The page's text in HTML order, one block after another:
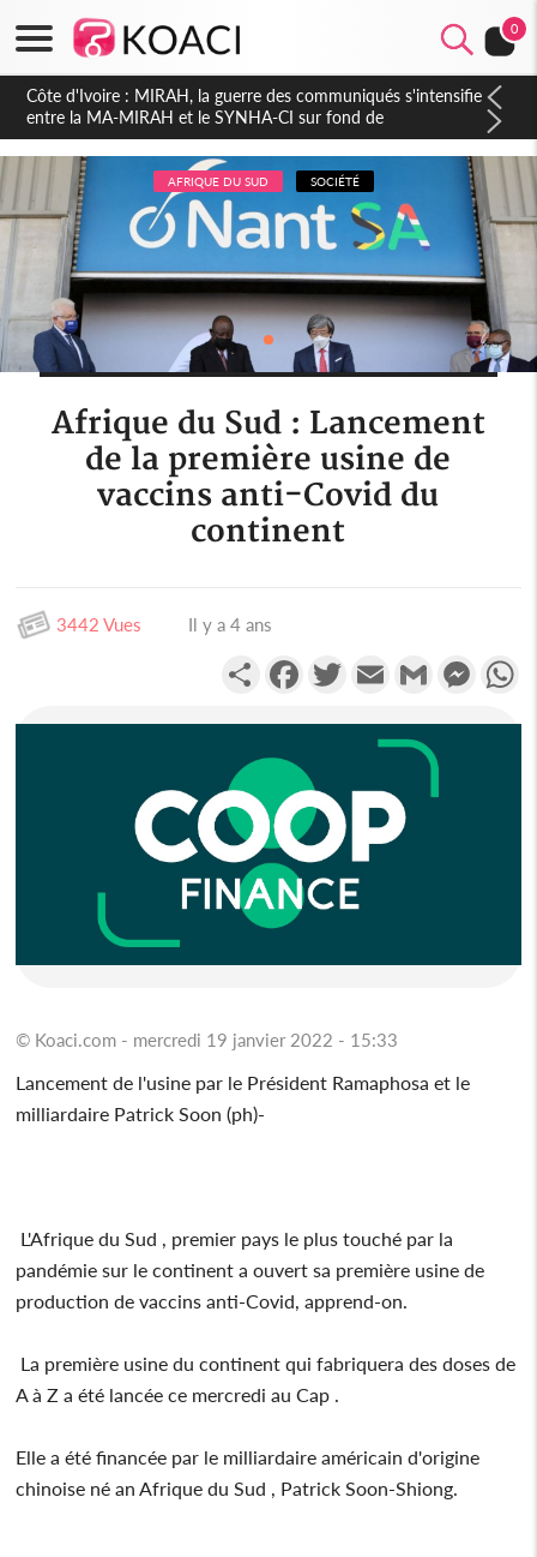
0
Côte d'Ivoire : Indépendance 2026, Thiam plaide pour un
environnement démocratique plus apaisé
AFRIQUE DU SUD SOCIÉTÉ
Afrique du Sud : Lancement
de la première usine de
vaccins anti-Covid du
continent
3442 Vues Il y a 4 ans
PartagerFacebookTwitterEmail Gmail
© Koaci.com - mercredi 19 janvier 2022 - 15:33
Lancement de l'usine par le Président Ramaphosa et le
milliardaire Patrick Soon (ph)-
L'Afrique du Sud , premier pays le plus touché par la
pandémie sur le continent a ouvert sa première usine de
production de vaccins anti-Covid, apprend-on.
La première usine du continent qui fabriquera des doses de
A à Z a été lancée ce mercredi au Cap .
Elle a été financée par le milliardaire américain d'origine
chinoise né an Afrique du Sud , Patrick Soon-Shiong.